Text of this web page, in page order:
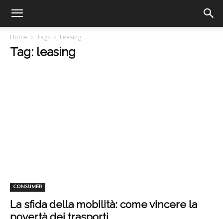
Home Tags Leasing
Tag: leasing
CONSUMER
La sfida della mobilità: come vincere la